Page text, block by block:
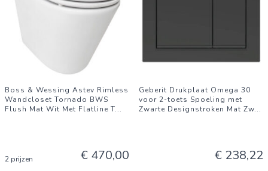
Boss & Wessing Astev Rimless
Wandcloset Tornado BWS
Flush Mat Wit Met Flatline T...
2 prijzen € 470,00
Geberit Drukplaat Omega 30
voor 2-toets Spoeling met
Zwarte Designstroken Mat Zw...
€ 238,22